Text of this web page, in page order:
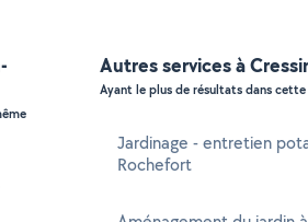
Autres services à
Ayant le plus de résultats dans
Jardinage - entretien
Rochefort